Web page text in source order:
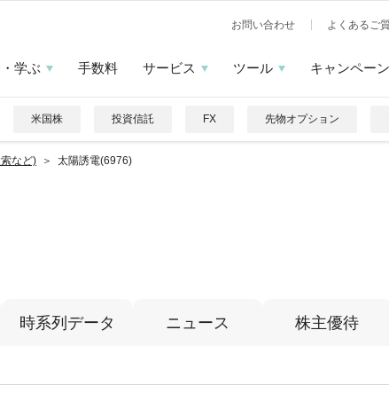
お問い合わせ よくあるご
学ぶ 手数料 サービス ツール キャンペーン
米国株 投資信託 FX 先物オプション
など) 太陽誘電(6976)
時系列データ ニュース 株主優待